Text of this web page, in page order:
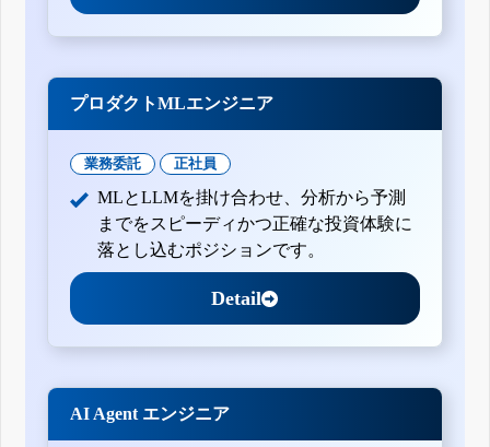
プロダクトMLエンジニア
業務委託 正社員
MLとLLMを掛け合わせ、分析から予測
までをスピーディかつ正確な投資体験に
落とし込むポジションです。
Detail
AI Agent エンジニア